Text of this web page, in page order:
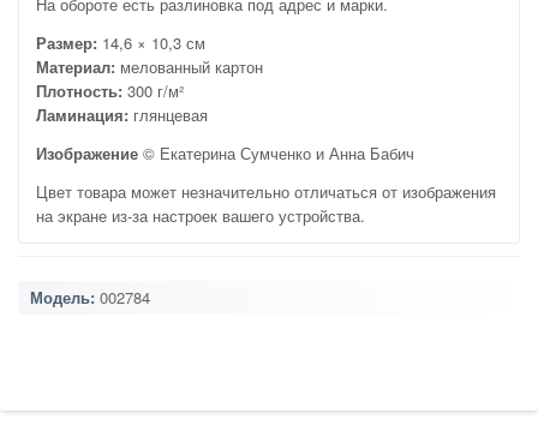
Размер: 14,6 × 10,3 см
Материал: мелованный картон
Плотность: 300 г/м²
Ламинация: глянцевая
Изображение © Екатерина Сумченко и Анна Бабич
Цвет товара может незначительно отличаться от изображения
на экране из-за настроек вашего устройства.
Модель: 002784